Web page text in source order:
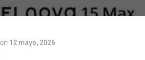
on 12 mayo, 2026